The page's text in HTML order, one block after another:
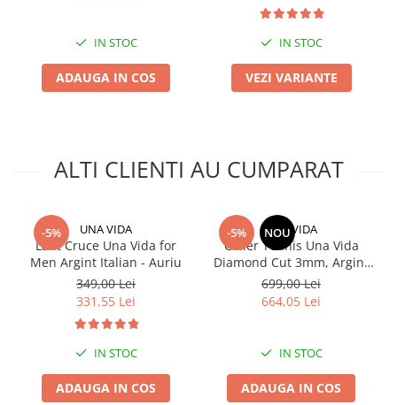
IN STOC
ADAUGA IN COS
IN STOC
VEZI VARIANTE
ALTI CLIENTI AU CUMPARAT
-5% UNA VIDA
Lant Cruce Una Vida for
Men Argint Italian - Auriu
349,00 Lei
331,55 Lei
IN STOC
ADAUGA IN COS
-5% NOU
UNA VIDA
Colier Tennis Una Vida
Diamond Cut 3mm, Argint
925
699,00 Lei
664,05 Lei
IN STOC
ADAUGA IN COS